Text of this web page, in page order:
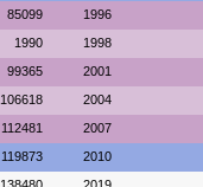
85099 1996
1990 1998
99365 2001
106618 2004
112481 2007
119873 2010